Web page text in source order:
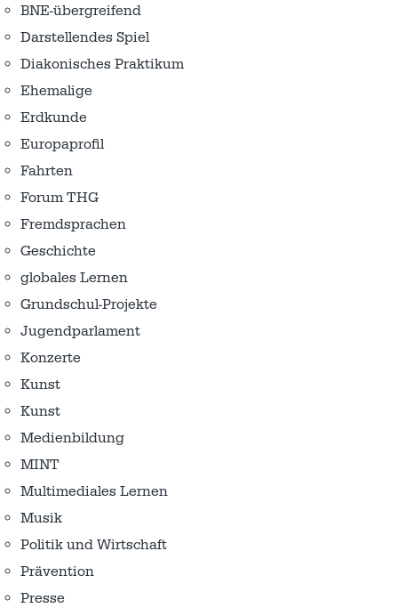
BNE-übergreifend
Darstellendes Spiel
Diakonisches Praktikum
Ehemalige
Erdkunde
Europaprofil
Fahrten
Forum THG
Fremdsprachen
Geschichte
globales Lernen
Grundschul-Projekte
Jugendparlament
Konzerte
Kunst
Kunst
Medienbildung
MINT
Multimediales Lernen
Musik
Politik und Wirtschaft
Prävention
Presse